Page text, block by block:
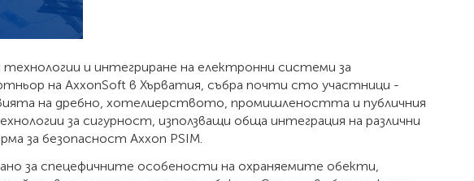
и интегриране на електронни системи за
на AxxonSoft в Хърватия, събра почти сто участници -
на дребно, хотелиерството, промишлеността и публичния
за сигурност, използващи обща интеграция на различни
за безопасност Axxon PSIM.
за спецефичните особености на охраняемите обекти,